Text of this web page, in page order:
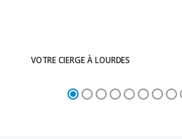
VOTRE CIERGE À LOURDES